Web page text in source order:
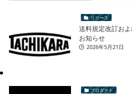
リリース
送料規定改訂お
お知らせ
2026年5月21日
プロダクト